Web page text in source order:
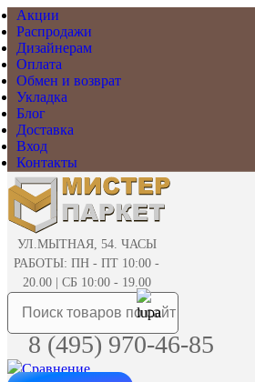
Акции
Распродажи
Дизайнерам
Оплата
Обмен и возврат
Укладка
Блог
Доставка
Вход
Контакты
УЛ.МЫТНАЯ, 54. ЧАСЫ
РАБОТЫ: ПН - ПТ 10:00 -
20.00 | СБ 10:00 - 19.00
8 (495) 970-46-85